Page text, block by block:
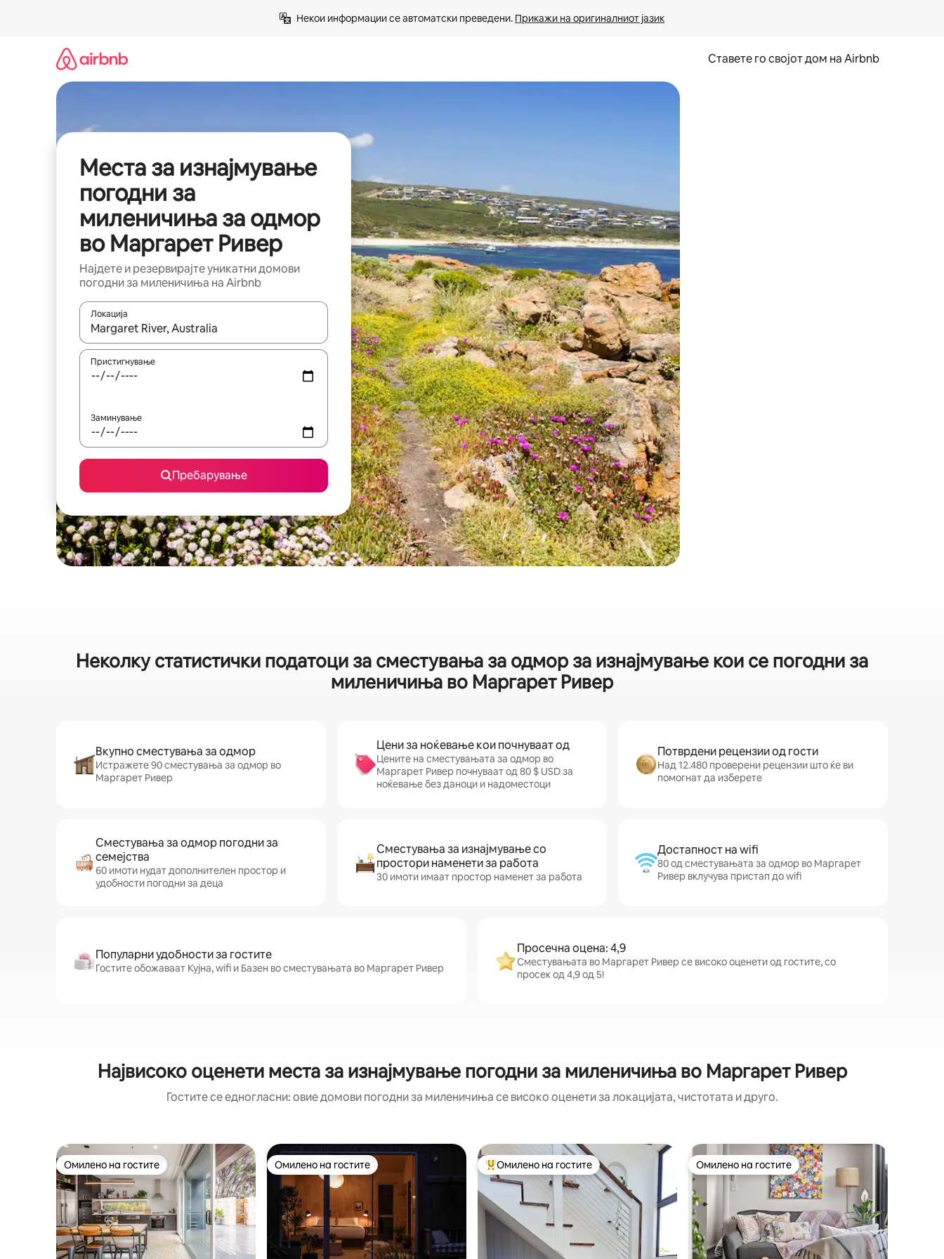
Некои информации се автоматски преведени. Прикажи на оригиналниот јазик
Ставете го својот дом на Airbnb
Места за изнајмување
погодни за
миленичиња за одмор
во Маргарет Ривер
Најдете и резервирајте уникатни домови
погодни за миленичиња на Airbnb
Локација
Кога резултатите се достапни, движете се со копчињата со стрелки нагоре и надолу или истражувајте со допирање или со лизгање.
Пристигнување
Заминување
Пребарување
Неколку статистички податоци за сместувања за одмор за изнајмување кои се погодни за
миленичиња во Маргарет Ривер
Вкупно сместувања за одмор
Истражете 90 сместувања за одмор во
Маргарет Ривер
Цени за ноќевање кои почнуваат од
Цените на сместувањата за одмор во
Маргарет Ривер почнуваат од 80 $ USD за
ноќевање без даноци и надоместоци
Потврдени рецензии од гости
Над 12.480 проверени рецензии што ќе ви
помогнат да изберете
Сместувања за одмор погодни за
семејства
60 имоти нудат дополнителен простор и
удобности погодни за деца
Сместувања за изнајмување со
простори наменети за работа
30 имоти имаат простор наменет за работа
Достапност на wifi
80 од сместувањата за одмор во Маргарет
Ривер вклучува пристап до wifi
Популарни удобности за гостите
Гостите обожаваат Кујна, wifi и Базен во сместувањата во Маргарет Ривер
Просечна оцена: 4,9
Сместувањата во Маргарет Ривер се високо оценети од гостите, со
просек од 4,9 од 5!
Највисоко оценети места за изнајмување погодни за миленичиња во Маргарет Ривер
Гостите се едногласни: овие домови погодни за миленичиња се високо оценети за локацијата, чистотата и друго.
Омилено на гостите
Омилено на гостите Омилено на гостите
Омилено на гостите Меѓу најуспешните „Омилени на гостите“
Омилено на гостите Омилено на гостите
Омилено на гостите